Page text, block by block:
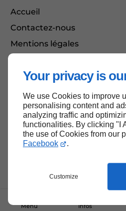
Your privacy is
We use Cookies to improve
personalising content and
analyzing traffic and
functionalities. By clicking "I
the use of Cookies from our
Facebook
.
Customize
Menu Infos
Accueil
Contactez-nous
Mentions légales
Haut de